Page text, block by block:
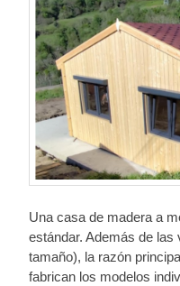
Una casa de madera a
estándar. Además de las
tamaño), la razón
fabrican los modelos